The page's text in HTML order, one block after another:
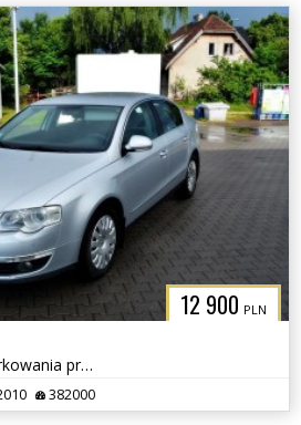
12 900 PLN
Polski Salon, Czujniki parkowania przód i tył, Klimatyzacja
382000